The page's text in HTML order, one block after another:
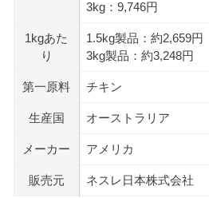
3kg：9,746円
1kgあた
り
1.5kg製品：約2,659円
3kg製品：約3,248円
第一原料 チキン
生産国 オーストラリア
メーカー アメリカ
販売元 ネスレ日本株式会社